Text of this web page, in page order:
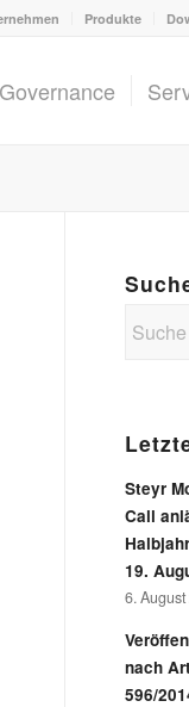
Produkte
Steyr
Call
19.
6.
nach
596/